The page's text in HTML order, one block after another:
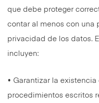
que debe proteger
contar al menos con una
privacidad de los datos.
incluyen:
• Garantizar la
procedimientos escritos